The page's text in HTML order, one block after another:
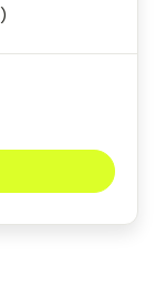
)